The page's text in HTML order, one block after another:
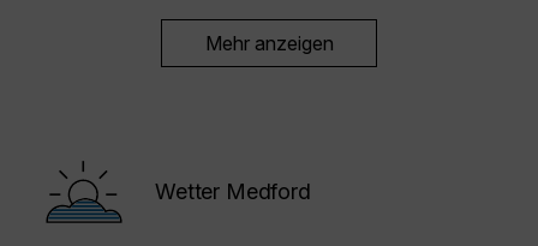
Mehr anzeigen
Wetter Medford